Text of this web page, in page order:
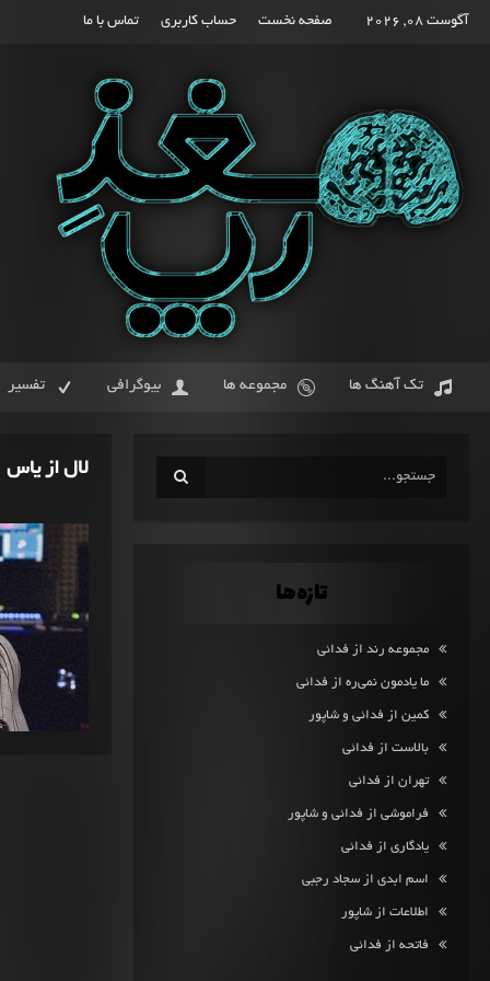
آگوست 08, 2026 صفحه نخست حساب کاربری تماس با ما
تک آهنگ ها مجموعه ها بیوگرافی تفسیر
لال از یاس
تازه‌ها
مجموعه رند از فدائی
ما یادمون نمی‌ره از فدائی
کمین از فدائی و شاپور
بالاست از فدائی
تهران از فدائی
فراموشی از فدائی و شاپور
یادگاری از فدائی
اسم ابدی از سجاد رجبی
اطلاعات از شاپور
فاتحه از فدائی